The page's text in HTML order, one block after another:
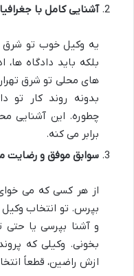
آشنایی کامل با
یه وکیل خوب تو شرق
بلکه باید دادگاه
های محلی تو شرق
بدونه روند کار تو
چطوره. این آشنایی
برابر می کنه.
سوابق موفق و رضایت
از هر کسی که می
بپرس. تو انتخاب
و آشنا بپرسی یا حتی
بخونی. وکیلی که
ازش راضین، قطعاً